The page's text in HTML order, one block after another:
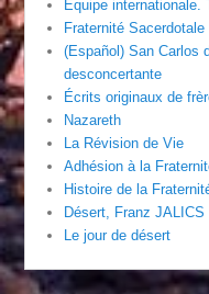
Équipe internationale.
Fraternité
(Español) San Carlos
desconcertante
Écrits originaux de
Nazareth
La Révision de Vie
Adhésion à la
Histoire de la
Désert, Franz JALICS
Le jour de désert